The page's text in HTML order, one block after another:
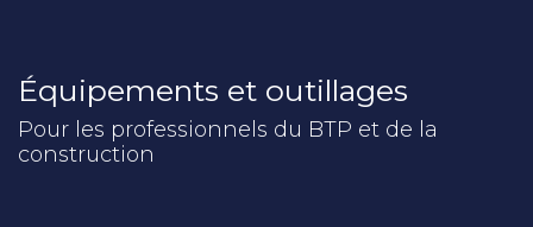
Équipements et outillages
Pour les professionnels du BTP et de la
construction